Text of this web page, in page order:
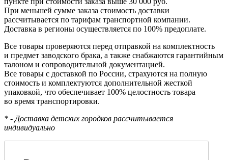
При меньшей сумме заказа стоимость доставки
рассчитывается по тарифам транспортной компании.
Доставка в регионы осуществляется по 100% предоплате.
Все товары проверяются перед отправкой на комплектность
и предмет заводского брака, а также снабжаются гарантийным
талоном и сопроводительной документацией.
Все товары с доставкой по России, страхуются на полную
стоимость и комплектуются дополнительной жесткой
упаковкой, что обеспечивает 100% целостность товара
во время транспортировки.
* - Доставка детских городков рассчитывается
индивидуально